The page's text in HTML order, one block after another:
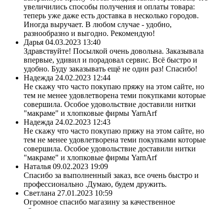
увеличились способы получения и оплаты товара:
теперь уже даже есть доставка в несколько городов.
Иногда выручает. В любом случае - удобно,
разнообразно и выгодно. Рекомендую!
Дарья 04.03.2023 13:40
Здравствуйте! Посылкой очень довольна. Заказывала
впервые, удивил и порадовал сервис. Всё быстро и
удобно. Буду заказывать ещё не один раз! Спасибо!
Надежда 24.02.2023 12:44
Не скажу что часто покупаю пряжу на этом сайте, но
тем не менее удовлетворена теми покупками которые
совершила. Особое удовольствие доставили нитки
"макраме" и хлопковые фирмы YarnArf
Надежда 24.02.2023 12:43
Не скажу что часто покупаю пряжу на этом сайте, но
тем не менее удовлетворена теми покупками которые
совершила. Особое удовольствие доставили нитки
"макраме" и хлопковые фирмы YarnArf
Наталья 09.02.2023 19:09
Спасибо за выполненный заказ, все очень быстро и
профессионально .Думаю, будем дружить.
Светлана 27.01.2023 10:59
Огромное спасибо магазину за качественное